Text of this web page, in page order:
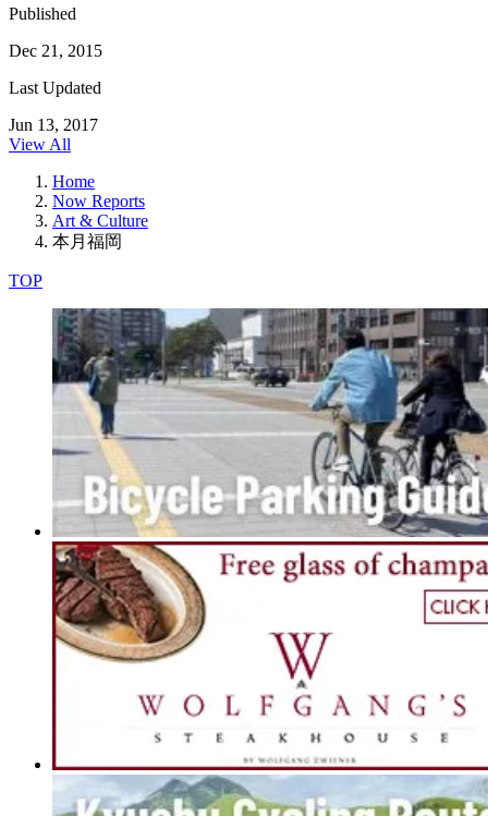
Published
Dec 21, 2015
Last Updated
Jun 13, 2017
View All
Home
Now Reports
Art & Culture
本月福岡
TOP